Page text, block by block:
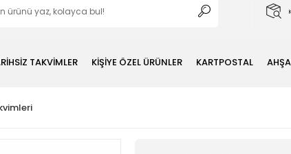
TAKVİMLER KİŞİYE ÖZEL ÜRÜNLER KARTPOSTAL